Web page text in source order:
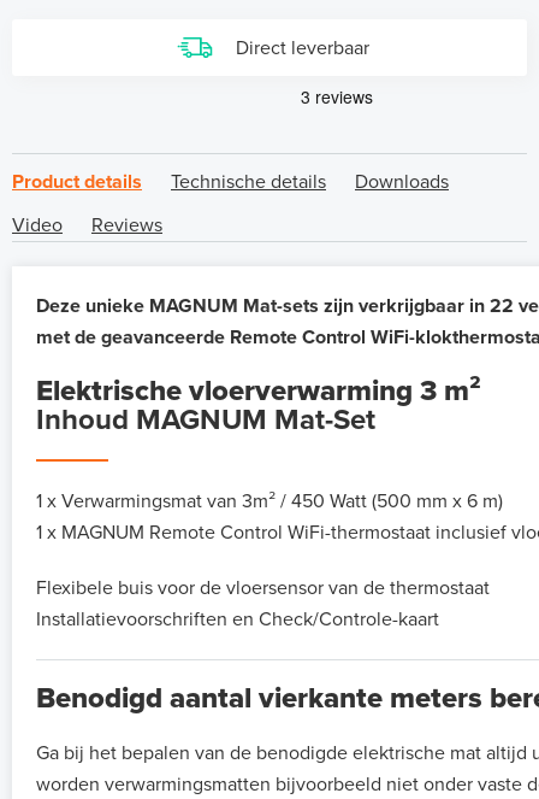
Direct leverbaar
Product details Technische details
Downloads
Video
Reviews
Deze unieke MAGNUM Mat-sets zijn verkrijgbaar in 22
met de geavanceerde Remote Control WiFi-
Elektrische vloerverwarming 3 m²
Inhoud MAGNUM Mat-Set
1 x Verwarmingsmat van 3m² / 450 Watt (500 mm x 6 m)
1 x MAGNUM Remote Control WiFi-thermostaat inclusief
Flexibele buis voor de vloersensor van de thermostaat
Installatievoorschriften en Check/Controle-kaart
Benodigd aantal vierkante meters
Ga bij het bepalen van de benodigde elektrische mat altijd
worden verwarmingsmatten bijvoorbeeld niet onder vaste